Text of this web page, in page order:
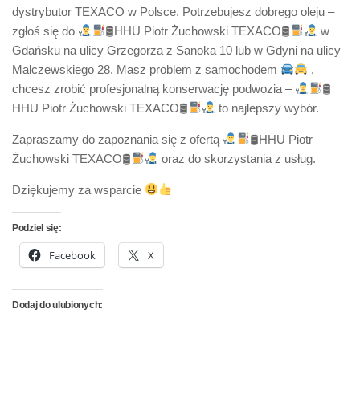
dystrybutor TEXACO w Polsce. Potrzebujesz dobrego oleju –
zgłoś się do
🛢HHU Piotr Żuchowski TEXACO🛢
w
Gdańsku na ulicy Grzegorza z Sanoka 10 lub w Gdyni na ulicy
Malczewskiego 28. Masz problem z samochodem
,
chcesz zrobić profesjonalną konserwację podwozia –
🛢
HHU Piotr Żuchowski TEXACO🛢
to najlepszy wybór.
Zapraszamy do zapoznania się z ofertą
🛢HHU Piotr
Żuchowski TEXACO🛢
oraz do skorzystania z usług.
Dziękujemy za wsparcie
Podziel się:
Facebook X
Dodaj do ulubionych: